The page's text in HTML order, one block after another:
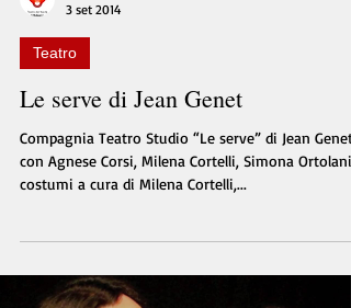
3 set 2014
Teatro
Le serve di Jean Genet
Compagnia Teatro Studio “Le serve” di Jean Genet
con Agnese Corsi, Milena Cortelli, Simona Ortolani,
costumi a cura di Milena Cortelli,...